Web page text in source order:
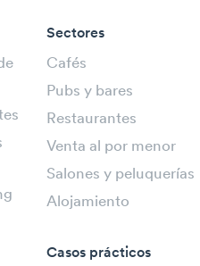
Sectores
Cafés
Pubs y bares
Restaurantes
Venta al por menor
Salones y peluquerías
Alojamiento
Casos prácticos